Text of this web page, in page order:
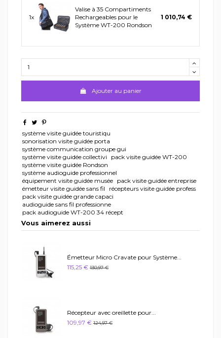
1x
Valise à 35 Compartiments
Rechargeables pour le
Système WT-200 Rondson
1 010,74 €
Ajouter au panier
système visite guidée touristiqu
sonorisation visite guidée porta
système communication groupe gui
système visite guidée collectivi
pack visite guidée WT-200
système visite guidée Rondson
système audioguide professionnel
équipement visite guidée musée pack visite guidée entreprise
émetteur visite guidée sans fil
récepteurs visite guidée profess
pack visite guidée grande capaci
audioguide sans fil professionne
pack audioguide WT-200 34 récept
Vous aimerez aussi
Émetteur Micro Cravate pour Système...
115,25 € 130,97 €
Récepteur avec oreillette pour...
109,97 € 124,97 €